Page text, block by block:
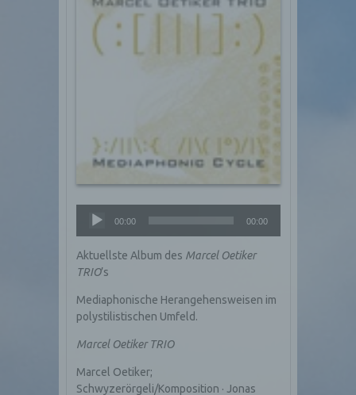
Audio-
Player
00:00 00:00
Aktuellste Album des Marcel Oetiker
TRIO’s
Mediaphonische Herangehensweisen im
polystilistischen Umfeld.
Marcel Oetiker TRIO
Marcel Oetiker;
Schwyzerörgeli/Komposition · Jonas